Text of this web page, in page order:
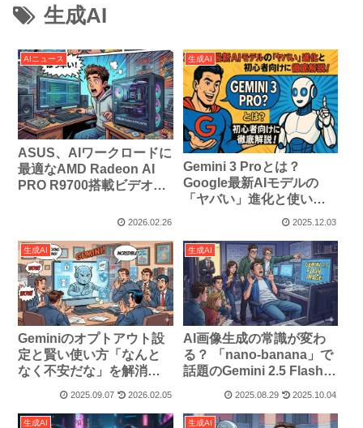
生成AI
AIニュース
ASUS、AIワークロードに
最適なAMD Radeon AI
PRO R9700搭載ビデオカ
2026.02.26
生成AI
Gemini 3 Proとは？
Google最新AIモデルの
「ヤバい」進化と使い方
を初心者向けに徹底解
2025.12.03
生成AI
Geminiのオプトアウト設
定と賢い使い方「なんと
なく不安だな」を解消す
2025.09.07 2026.02.05
生成AI
AI画像生成の常識が変わ
る？ 「nano-banana」で
話題のGemini 2.5 Flash
2025.08.29 2025.10.04
生成AI 生成AI